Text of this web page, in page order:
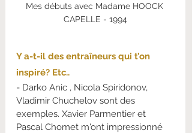
Mes débuts avec Madame HOOCK
CAPELLE - 1994
Y a-t-il des entraîneurs qui t’on
inspiré? Etc..
- Darko Anic , Nicola Spiridonov,
Vladimir Chuchelov sont des
exemples. Xavier Parmentier et
Pascal Chomet m'ont impressionné